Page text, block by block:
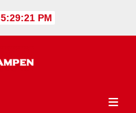
5:29:23 PM